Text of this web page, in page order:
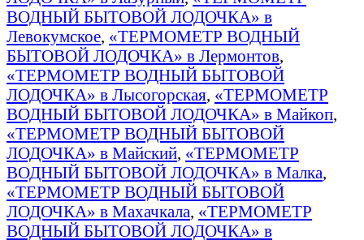
ВОДНЫЙ БЫТОВОЙ ЛОДОЧКА» в
Левокумское, «ТЕРМОМЕТР ВОДНЫЙ
БЫТОВОЙ ЛОДОЧКА» в Лермонтов,
«ТЕРМОМЕТР ВОДНЫЙ БЫТОВОЙ
ЛОДОЧКА» в Лысогорская, «ТЕРМОМЕТР
ВОДНЫЙ БЫТОВОЙ ЛОДОЧКА» в Майкоп,
«ТЕРМОМЕТР ВОДНЫЙ БЫТОВОЙ
ЛОДОЧКА» в Майский, «ТЕРМОМЕТР
ВОДНЫЙ БЫТОВОЙ ЛОДОЧКА» в Малка,
«ТЕРМОМЕТР ВОДНЫЙ БЫТОВОЙ
ЛОДОЧКА» в Махачкала, «ТЕРМОМЕТР
ВОДНЫЙ БЫТОВОЙ ЛОДОЧКА» в